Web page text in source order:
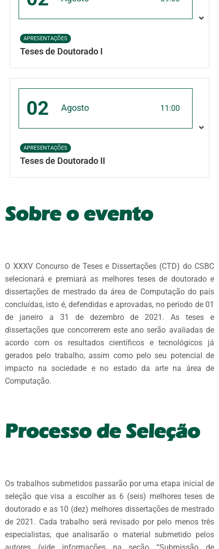
APRESENTAÇÕES
Teses de Doutorado I
02 Agosto 11:00
APRESENTAÇÕES
Teses de Doutorado II
Sobre o evento
O XXXV Concurso de Teses e Dissertações (CTD) do CSBC
selecionará e premiará as melhores teses de doutorado e
dissertações de mestrado da área de Computação do país
concluídas, isto é, defendidas e aprovadas, no período de 01
de janeiro a 31 de dezembro de 2021. As teses e
dissertações que concorrerem este ano serão avaliadas de
acordo com os resultados científicos e tecnológicos já
gerados pelo trabalho, assim como pelo seu potencial de
impacto na sociedade e no estado da arte na área de
Computação.
Processo de Seleção
Os trabalhos submetidos passarão por uma etapa inicial de
seleção que visa a escolher as 6 (seis) melhores teses de
doutorado e as 10 (dez) melhores dissertações de mestrado
de 2021. Cada trabalho será revisado por pelo menos três
especialistas, que analisarão o material submetido pelos